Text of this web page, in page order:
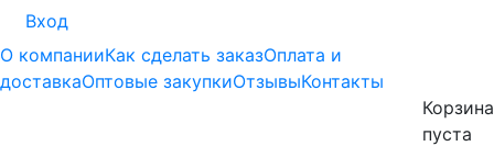
Вход
О компанииКак сделать заказОплата и
доставкаОптовые закупкиОтзывыКонтакты
Корзина
пуста